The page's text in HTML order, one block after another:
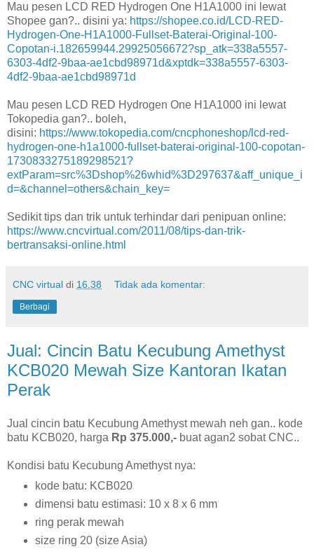
Mau pesen LCD RED Hydrogen One H1A1000 ini lewat
Shopee gan?.. disini ya: https://shopee.co.id/LCD-RED-
Hydrogen-One-H1A1000-Fullset-Baterai-Original-100-
Copotan-i.182659944.29925056672?sp_atk=338a5557-
6303-4df2-9baa-ae1cbd98971d&xptdk=338a5557-6303-
4df2-9baa-ae1cbd98971d
Mau pesen LCD RED Hydrogen One H1A1000 ini lewat
Tokopedia gan?.. boleh,
disini: https://www.tokopedia.com/cncphoneshop/lcd-red-
hydrogen-one-h1a1000-fullset-baterai-original-100-copotan-
1730833275189298521?
extParam=src%3Dshop%26whid%3D297637&aff_unique_i
d=&channel=others&chain_key=
Sedikit tips dan trik untuk terhindar dari penipuan online:
https://www.cncvirtual.com/2011/08/tips-dan-trik-
bertransaksi-online.html
CNC virtual di 16.38 Tidak ada komentar:
Berbagi
Jual: Cincin Batu Kecubung Amethyst
KCB020 Mewah Size Kantoran Ikatan
Perak
Jual cincin batu Kecubung Amethyst mewah neh gan.. kode
batu KCB020, harga Rp 375.000,- buat agan2 sobat CNC..
Kondisi batu Kecubung Amethyst nya:
kode batu: KCB020
dimensi batu estimasi: 10 x 8 x 6 mm
ring perak mewah
size ring 20 (size Asia)